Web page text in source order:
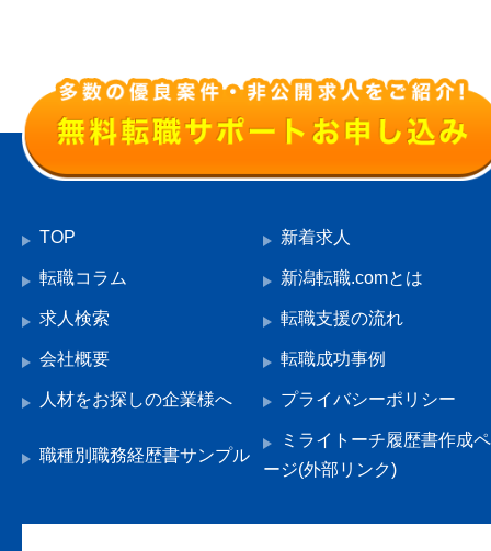
TOP 新着求人
転職コラム 新潟転職.comとは
求人検索 転職支援の流れ
会社概要 転職成功事例
人材をお探しの企業様へ プライバシーポリシー
職種別職務経歴書サンプル
ミライトーチ履歴書作成ペ
ージ(外部リンク)